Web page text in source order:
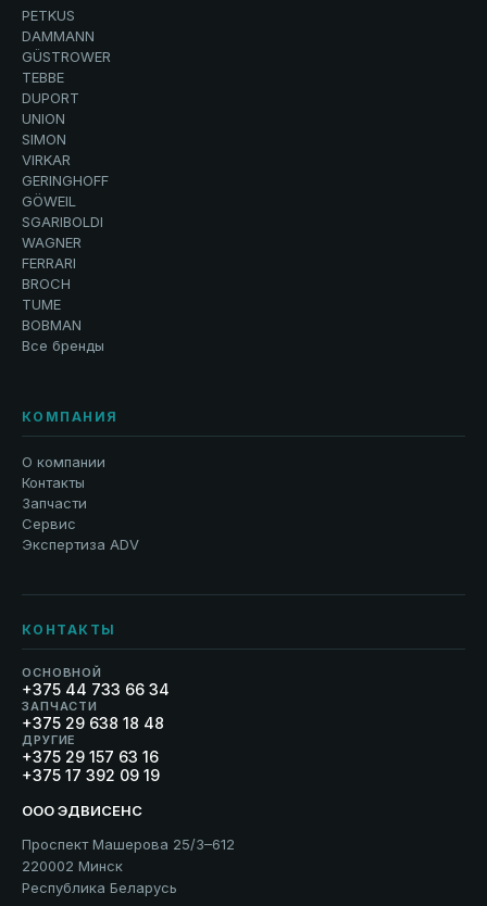
PETKUS
DAMMANN
GÜSTROWER
TEBBE
DUPORT
UNION
SIMON
VIRKAR
GERINGHOFF
GÖWEIL
SGARIBOLDI
WAGNER
FERRARI
BROCH
TUME
BOBMAN
Все бренды
КОМПАНИЯ
О компании
Контакты
Запчасти
Сервис
Экспертиза ADV
КОНТАКТЫ
ОСНОВНОЙ
+375 44 733 66 34
ЗАПЧАСТИ
+375 29 638 18 48
ДРУГИЕ
+375 29 157 63 16
+375 17 392 09 19
ООО ЭДВИСЕНС
Проспект Машерова 25/3–612
220002 Минск
Республика Беларусь